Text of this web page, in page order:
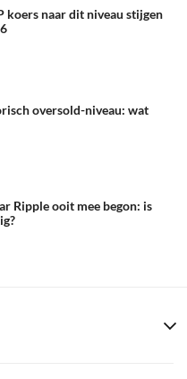
koers naar dit niveau stijgen
oversold-niveau: wat
Ripple ooit mee begon: is